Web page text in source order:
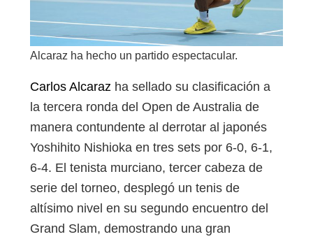
Alcaraz ha hecho un partido espectacular.
Carlos Alcaraz ha sellado su clasificación a
la tercera ronda del Open de Australia de
manera contundente al derrotar al japonés
Yoshihito Nishioka en tres sets por 6-0, 6-1,
6-4. El tenista murciano, tercer cabeza de
serie del torneo, desplegó un tenis de
altísimo nivel en su segundo encuentro del
Grand Slam, demostrando una gran